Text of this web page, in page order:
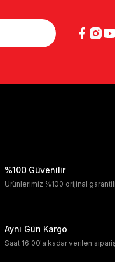
%100 Güvenilir
Ürünlerimiz %100 orijinal
Aynı Gün Kargo
Saat 16:00'a kadar verilen